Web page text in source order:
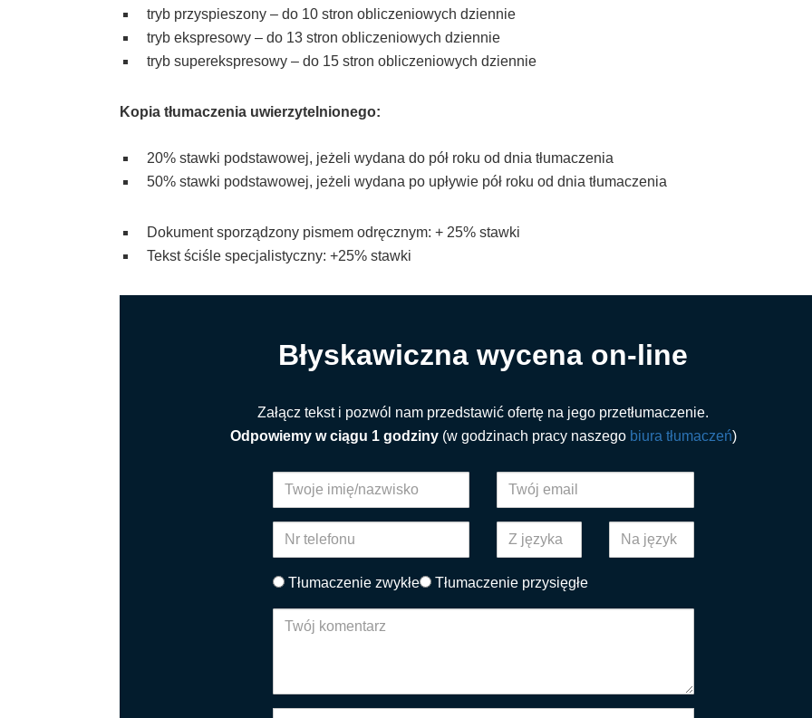
tryb przyspieszony – do 10 stron obliczeniowych dziennie
tryb ekspresowy – do 13 stron obliczeniowych dziennie
tryb superekspresowy – do 15 stron obliczeniowych dziennie
Kopia tłumaczenia uwierzytelnionego:
20% stawki podstawowej, jeżeli wydana do pół roku od dnia tłumaczenia
50% stawki podstawowej, jeżeli wydana po upływie pół roku od dnia tłumaczenia
Dokument sporządzony pismem odręcznym: + 25% stawki
Tekst ściśle specjalistyczny: +25% stawki
Błyskawiczna wycena on-line
Załącz tekst i pozwól nam przedstawić ofertę na jego przetłumaczenie.
Odpowiemy w ciągu 1 godziny(w godzinach pracy naszego biura tłumaczeń)
Tłumaczenie zwykłe Tłumaczenie przysięgłe